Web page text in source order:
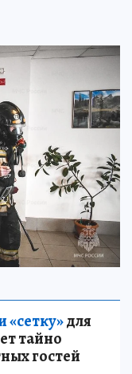
для
тайно
гостей